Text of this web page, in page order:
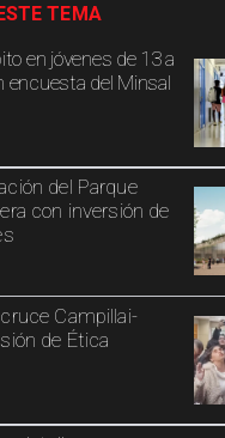
en jóvenes de 13 a
encuesta del Minsal
del Parque
con inversión de
Campillai-
de Ética
TEMA